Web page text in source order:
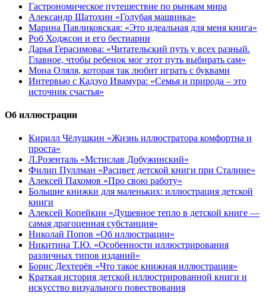
Гастрономическое путешествие по рынкам мира
Александр Шатохин «Голубая машинка»
Марина Павликовская: «Это идеальная для меня книга»
Роб Ходжсон и его бестиарии
Дарья Герасимова: «Читательский путь у всех разный.
Главное, чтобы ребенок мог этот путь выбирать сам»
Мона Оляля, которая так любит играть с буквами
Интервью с Кадзуо Ивамура: «Семья и природа – это
источник счастья»
Об иллюстрации
Кирилл Чёлушкин «Жизнь иллюстратора комфортна и
проста»
Л.Розенталь «Мстислав Добужинский»
Филип Пуллман «Расцвет детской книги при Сталине»
Алексей Пахомов «Про свою работу»
Большие книжки для маленьких: иллюстрация детской
книги
Алексей Копейкин «Душевное тепло в детской книге —
самая драгоценная субстанция»
Николай Попов «Об иллюстрации»
Никитина Т.Ю. «Особенности иллюстрирования
различных типов изданий»
Борис Дехтерёв «Что такое книжная иллюстрация»
Краткая история детской иллюстрированной книги и
искусство визуального повествования